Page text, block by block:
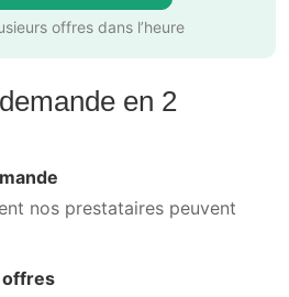
offres dans l’heure
en 2
nos prestataires peuvent
offres